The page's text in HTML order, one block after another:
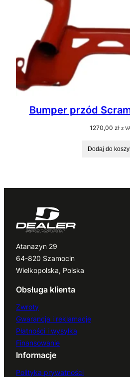
Bumper przód
1270,00 zł z
Dodaj do
Atanazyn 29
64-820 Szamocin
Wielkopolska, Polska
Obsługa klienta
Zwroty
Gwarancja i reklamacje
Płatności i wysyłka
Finansowanie
Informacje
Polityka prywatności